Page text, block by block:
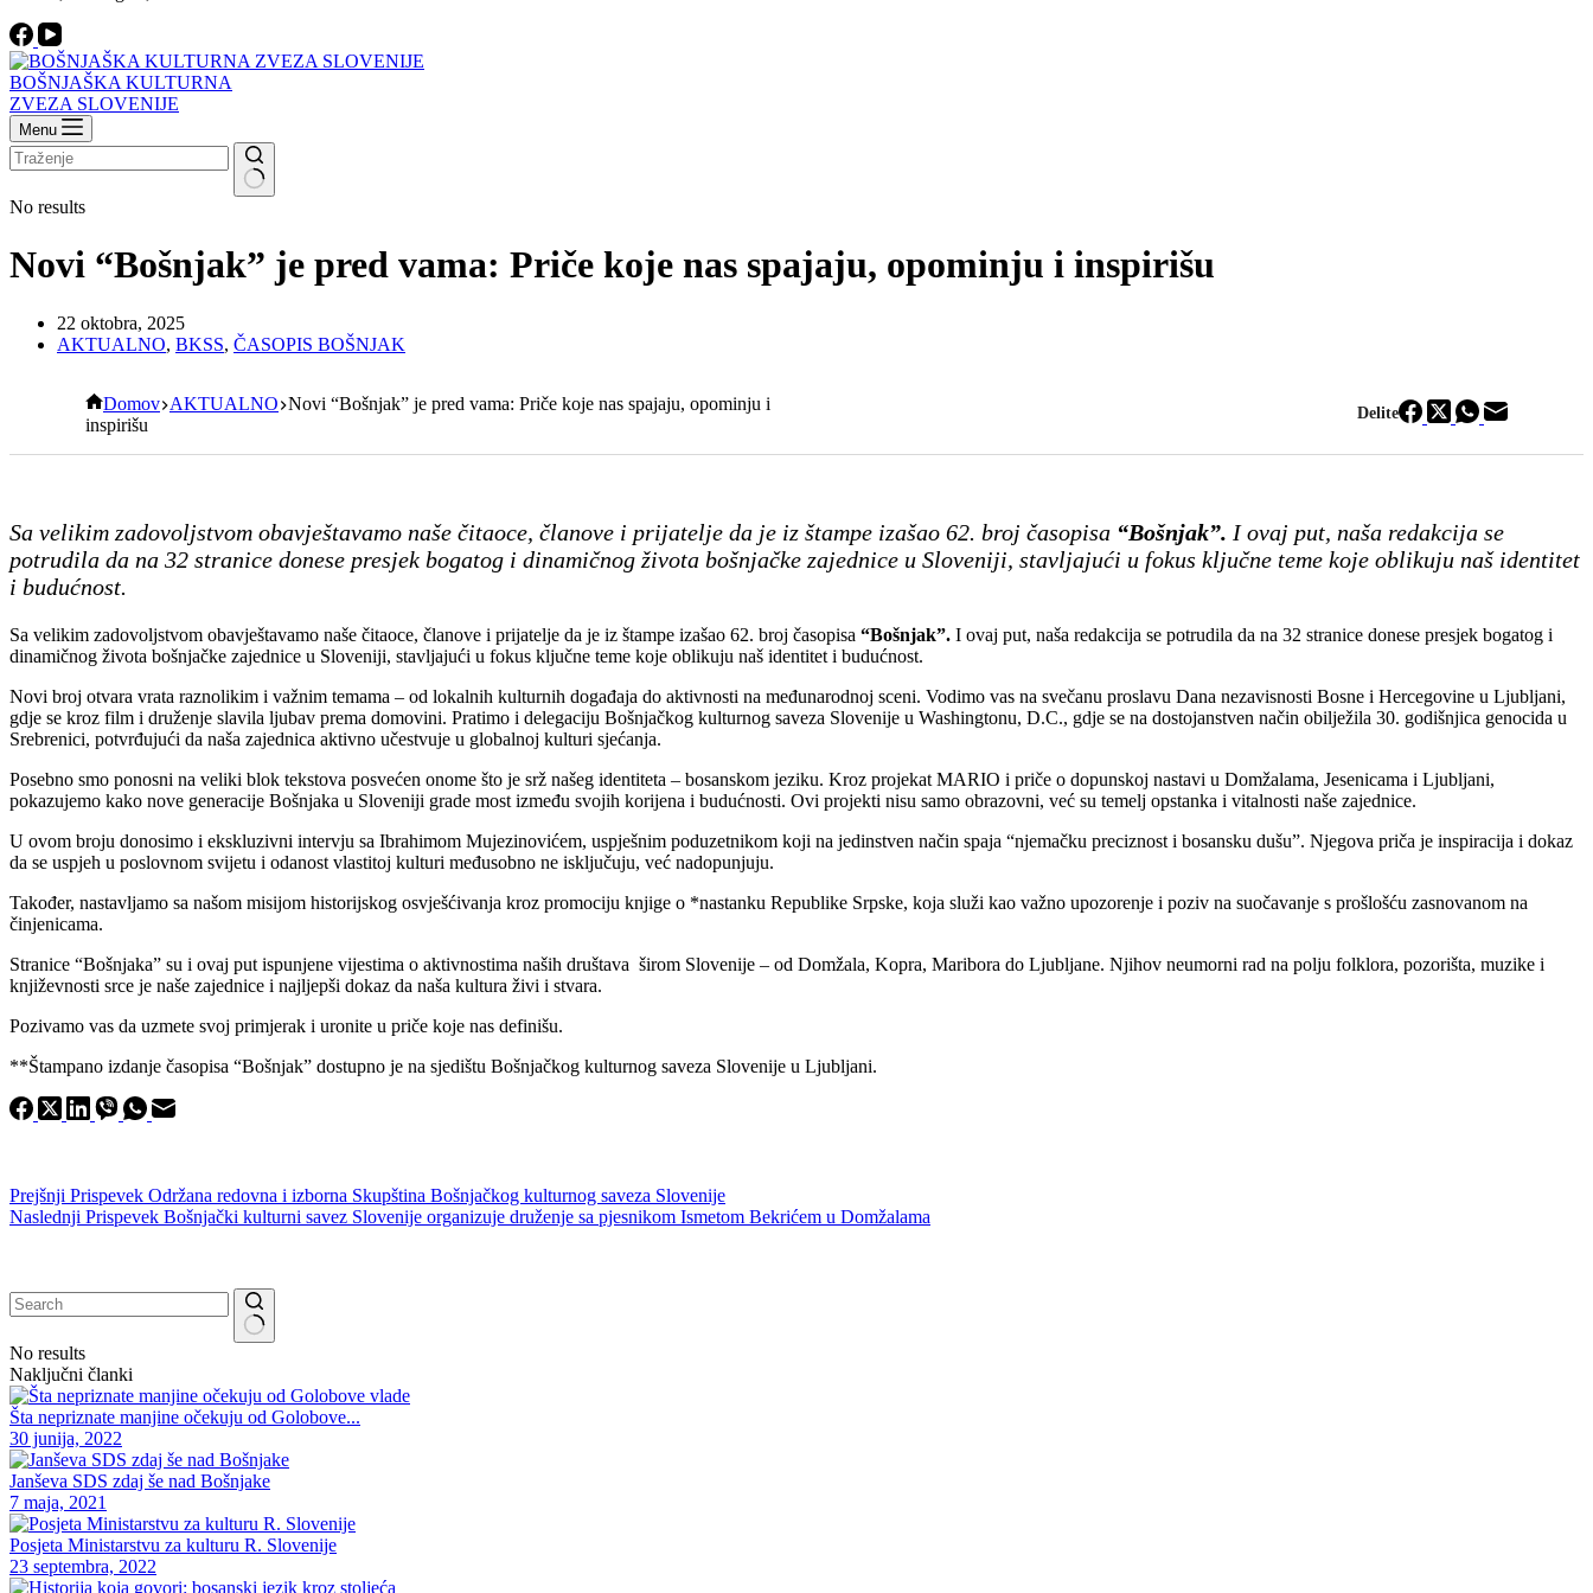
BOŠNJAŠKA KULTURNA
ZVEZA SLOVENIJE
Menu
No results
Novi “Bošnjak” je pred vama: Priče koje nas spajaju, opominju i inspirišu
22 oktobra, 2025
AKTUALNO, BKSS, ČASOPIS BOŠNJAK
Domov AKTUALNO Novi “Bošnjak” je pred vama: Priče koje nas spajaju, opominju i
inspirišu
Delite
Sa velikim zadovoljstvom obavještavamo naše čitaoce, članove i prijatelje da je iz štampe izašao 62. broj časopisa “Bošnjak”. I ovaj put, naša redakcija se
potrudila da na 32 stranice donese presjek bogatog i dinamičnog života bošnjačke zajednice u Sloveniji, stavljajući u fokus ključne teme koje oblikuju naš identitet
i budućnost.
Sa velikim zadovoljstvom obavještavamo naše čitaoce, članove i prijatelje da je iz štampe izašao 62. broj časopisa “Bošnjak”. I ovaj put, naša redakcija se potrudila da na 32 stranice donese presjek bogatog i
dinamičnog života bošnjačke zajednice u Sloveniji, stavljajući u fokus ključne teme koje oblikuju naš identitet i budućnost.
Novi broj otvara vrata raznolikim i važnim temama – od lokalnih kulturnih događaja do aktivnosti na međunarodnoj sceni. Vodimo vas na svečanu proslavu Dana nezavisnosti Bosne i Hercegovine u Ljubljani,
gdje se kroz film i druženje slavila ljubav prema domovini. Pratimo i delegaciju Bošnjačkog kulturnog saveza Slovenije u Washingtonu, D.C., gdje se na dostojanstven način obilježila 30. godišnjica genocida u
Srebrenici, potvrđujući da naša zajednica aktivno učestvuje u globalnoj kulturi sjećanja.
Posebno smo ponosni na veliki blok tekstova posvećen onome što je srž našeg identiteta – bosanskom jeziku. Kroz projekat MARIO i priče o dopunskoj nastavi u Domžalama, Jesenicama i Ljubljani,
pokazujemo kako nove generacije Bošnjaka u Sloveniji grade most između svojih korijena i budućnosti. Ovi projekti nisu samo obrazovni, već su temelj opstanka i vitalnosti naše zajednice.
U ovom broju donosimo i ekskluzivni intervju sa Ibrahimom Mujezinovićem, uspješnim poduzetnikom koji na jedinstven način spaja “njemačku preciznost i bosansku dušu”. Njegova priča je inspiracija i dokaz
da se uspjeh u poslovnom svijetu i odanost vlastitoj kulturi međusobno ne isključuju, već nadopunjuju.
Također, nastavljamo sa našom misijom historijskog osvješćivanja kroz promociju knjige o *nastanku Republike Srpske, koja služi kao važno upozorenje i poziv na suočavanje s prošlošću zasnovanom na
činjenicama.
Stranice “Bošnjaka” su i ovaj put ispunjene vijestima o aktivnostima naših društava širom Slovenije – od Domžala, Kopra, Maribora do Ljubljane. Njihov neumorni rad na polju folklora, pozorišta, muzike i
književnosti srce je naše zajednice i najljepši dokaz da naša kultura živi i stvara.
Pozivamo vas da uzmete svoj primjerak i uronite u priče koje nas definišu.
**Štampano izdanje časopisa “Bošnjak” dostupno je na sjedištu Bošnjačkog kulturnog saveza Slovenije u Ljubljani.
Prejšnji Prispevek Održana redovna i izborna Skupština Bošnjačkog kulturnog saveza Slovenije
Naslednji Prispevek Bošnjački kulturni savez Slovenije organizuje druženje sa pjesnikom Ismetom Bekrićem u Domžalama
No results
Naključni članki
Šta nepriznate manjine očekuju od Golobove...
30 junija, 2022
Janševa SDS zdaj še nad Bošnjake
7 maja, 2021
Posjeta Ministarstvu za kulturu R. Slovenije
23 septembra, 2022